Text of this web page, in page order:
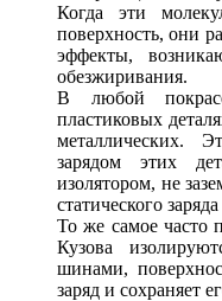
Когда эти
поверхность, они
эффекты,
обезжиривания.
В любой
пластиковых
металлических.
зарядом этих
изолятором, не
статического
То же самое часто
Кузова
шинами,
заряд и сохраняет